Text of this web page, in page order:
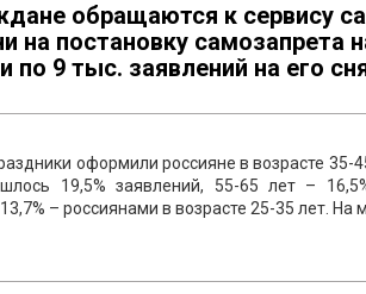
обращаются к сервису
на постановку самозапрета
по 9 тыс. заявлений на его
оформили россияне в возрасте 35-
19,5% заявлений, 55-65 лет –
– россиянами в возрасте 25-35 лет.